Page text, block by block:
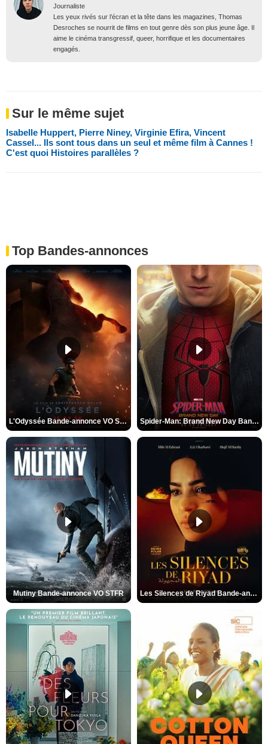
Journaliste
Les yeux rivés sur l’écran et la tête dans les magazines, Thomas
Desroches se nourrit de films en tout genre dès son plus jeune âge. Il
aime le cinéma transgressif, queer, horrifique et les documentaires
engagés.
Sur le même sujet
Isabelle Huppert, Pierre Niney, Virginie Efira, Vincent
Cassel... Ils sont tous dans un seul et même film à Cannes !
C'est quoi Histoires parallèles ?
Top Bandes-annonces
L'Odyssée Bande-annonce VO STFR Spider-Man: Brand New Day Bande-annonce VO STFR
Mutiny Bande-annonce VO STFR Les Silences de Riyad Bande-annonce VO STFR